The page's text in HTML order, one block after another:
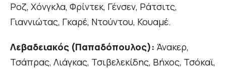
Ροζ, Χόνγκλα, Φρίντεκ, Γένσεν, Ράτσιτς,
Γιαννιώτας, Γκαρέ, Ντούντου, Κουαμέ.
Λεβαδειακός (Παπαδόπουλος): Άνακερ,
Τσάπρας, Λιάγκας, Τσιβελεκίδης, Βήχος, Τσόκαϊ,